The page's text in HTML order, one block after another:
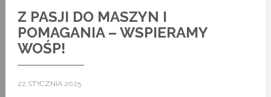
Z PASJI DO MASZYN I
POMAGANIA – WSPIERAMY
WOŚP!
22 STYCZNIA 2025